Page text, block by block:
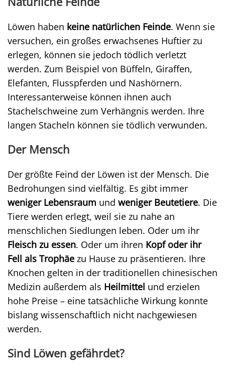
Löwen haben keine natürlichen Feinde. Wenn sie
versuchen, ein großes erwachsenes Huftier zu
erlegen, können sie jedoch tödlich verletzt
werden. Zum Beispiel von Büffeln, Giraffen,
Elefanten, Flusspferden und Nashörnern.
Interessanterweise können ihnen auch
Stachelschweine zum Verhängnis werden. Ihre
langen Stacheln können sie tödlich verwunden.
Der Mensch
Der größte Feind der Löwen ist der Mensch. Die
Bedrohungen sind vielfältig. Es gibt immer
weniger Lebensraum und weniger Beutetiere. Die
Tiere werden erlegt, weil sie zu nahe an
menschlichen Siedlungen leben. Oder um ihr
Fleisch zu essen. Oder um ihren Kopf oder ihr
Fell als Trophäe zu Hause zu präsentieren. Ihre
Knochen gelten in der traditionellen chinesischen
Medizin außerdem als Heilmittel und erzielen
hohe Preise – eine tatsächliche Wirkung konnte
bislang wissenschaftlich nicht nachgewiesen
werden.
Sind Löwen gefährdet?